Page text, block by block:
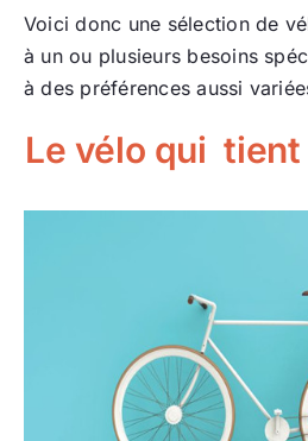
Voici donc une sélection de
à un ou plusieurs besoins
à des préférences aussi
Le vélo qui tient